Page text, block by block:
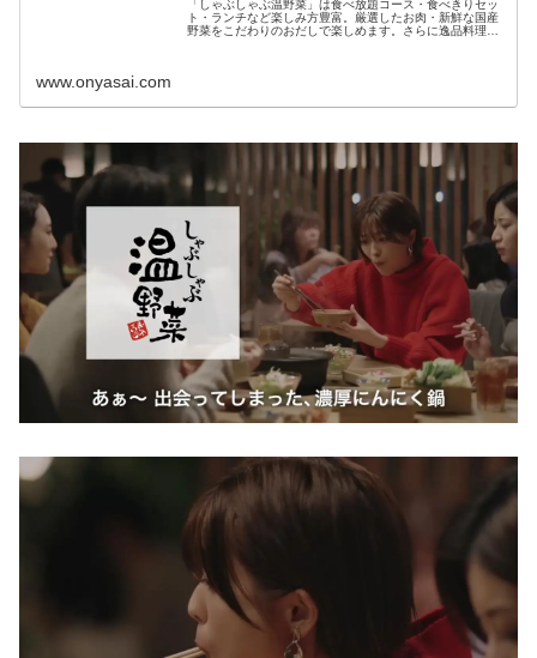
「しゃぶしゃぶ温野菜」は食べ放題コース・食べきりセッ
ト・ランチなど楽しみ方豊富。厳選したお肉・新鮮な国産
野菜をこだわりのおだしで楽しめます。さらに逸品料理・
www.onyasai.com